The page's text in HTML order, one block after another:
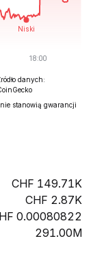
danych:
stanowią gwarancji
149.71K
2.87K
0.00080822
291.00M